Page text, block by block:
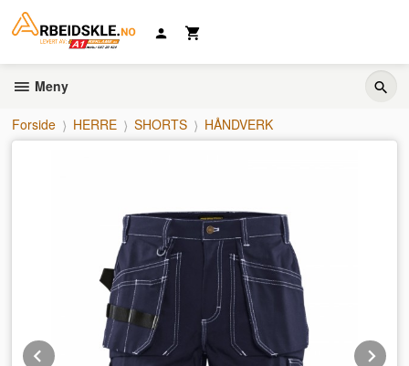
innholdet
Meny
Forside HERRE SHORTS HÅNDVERK
Prev